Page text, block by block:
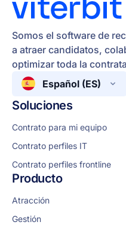
Somos el software de
a atraer candidatos,
optimizar toda la
Español (ES)
Soluciones
Contrato para mi equipo
Contrato perfiles IT
Contrato perfiles frontline
Producto
Atracción
Gestión